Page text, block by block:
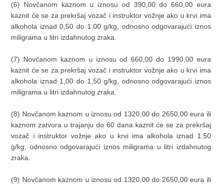
(6) Novčanom kaznom u iznosu od 390,00 do 660,00 eura
kaznit će se za prekršaj vozač i instruktor vožnje ako u krvi ima
alkohola iznad 0,50 do 1,00 g/kg, odnosno odgovarajući iznos
miligrama u litri izdahnutog zraka.
(7) Novčanom kaznom u iznosu od 660,00 do 1990,00 eura
kaznit će se za prekršaj vozač i instruktor vožnje ako u krvi ima
alkohola iznad 1,00 do 1,50 g/kg, odnosno odgovarajući iznos
miligrama u litri izdahnutog zraka.
(8) Novčanom kaznom u iznosu od 1320,00 do 2650,00 eura ili
kaznom zatvora u trajanju do 60 dana kaznit će se za prekršaj
vozač i instruktor vožnje ako u krvi ima alkohola iznad 1,50
g/kg, odnosno odgovarajući iznos miligrama u litri izdahnutog
zraka.
(9) Novčanom kaznom u iznosu od 1320,00 do 2650,00 eura ili